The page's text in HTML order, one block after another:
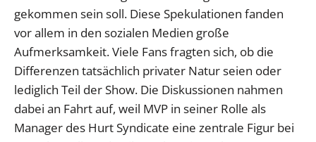
gekommen sein soll. Diese Spekulationen fanden
vor allem in den sozialen Medien große
Aufmerksamkeit. Viele Fans fragten sich, ob die
Differenzen tatsächlich privater Natur seien oder
lediglich Teil der Show. Die Diskussionen nahmen
dabei an Fahrt auf, weil MVP in seiner Rolle als
Manager des Hurt Syndicate eine zentrale Figur bei